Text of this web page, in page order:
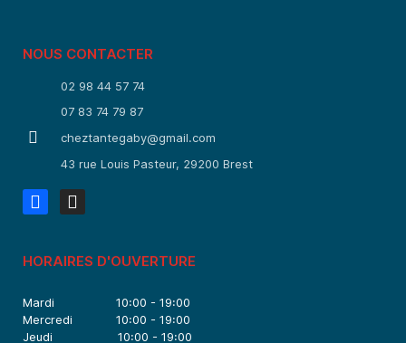
NOUS CONTACTER
02 98 44 57 74
07 83 74 79 87
cheztantegaby@gmail.com
43 rue Louis Pasteur, 29200 Brest
HORAIRES D'OUVERTURE
Mardi 10:00 - 19:00
Mercredi 10:00 - 19:00
Jeudi 10:00 - 19:00